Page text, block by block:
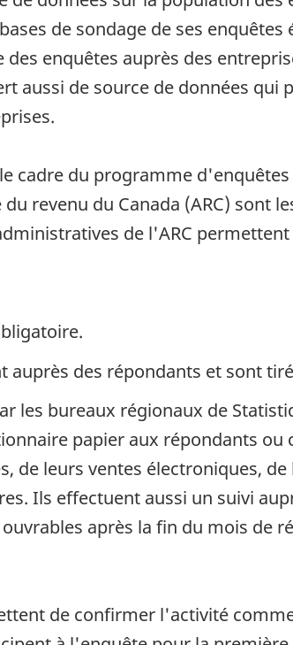
de sondage de ses
enquêtes auprès des
aussi de source de données qui
cadre du programme
revenu du Canada (ARC) sont
de l'ARC
auprès des répondants et sont
les bureaux régionaux de
papier aux répondants
de leurs ventes électroniques,
Ils effectuent aussi un suivi
après la fin du mois de
de confirmer l'activité